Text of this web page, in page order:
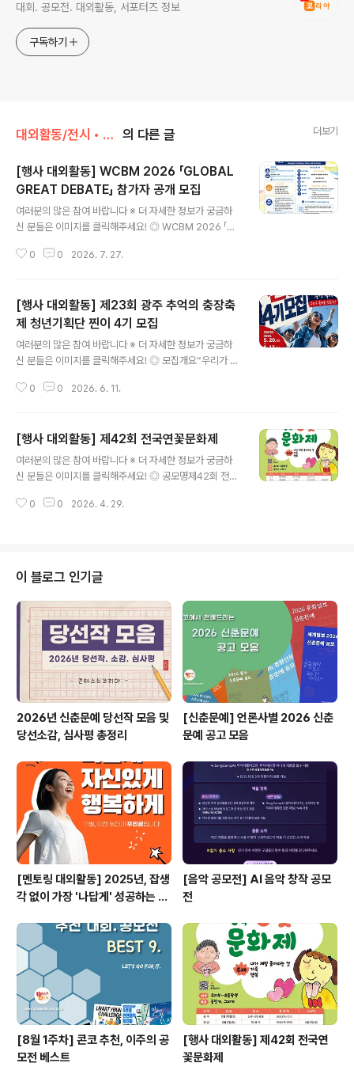
대회. 공모전. 대외활동, 서포터즈 정보
구독하기
대외활동/전시 • 박람 • 행사 • 축제 의 다른 글 더보기
[행사 대외활동] WCBM 2026 「GLOBAL
GREAT DEBATE」 참가자 공개 모집
여러분의 많은 참여 바랍니다 ※ 더 자세한 정보가 궁금하
신 분들은 이미지를 클릭해주세요! ◎ WCBM 2026 「GL
람과세계경영학회는 제7회 세계경영학술대회(WCBM 2
의할 국내외 발표자와 토론자를 모집합니다.GGD는 승패
를 가리는 경쟁형 토론이 아니라, 학계·산업계·공공기관·교
육계·비영리 분야의 전문가들이 서로 다른 관점과 경험을
공유하고 인간 중심의 미래경영 방향을 모색하는 국제 공
계경영학술대회(WCBM 2026)• GGD 진행일: 2026년
0 0 2026. 7. 27.
[행사 대외활동] 제23회 광주 추억의 충장축
제 청년기획단 찐이 4기 모집
여러분의 많은 참여 바랍니다 ※ 더 자세한 정보가 궁금하
신 분들은 이미지를 클릭해주세요! ◎ 모집개요“우리가 축
'찐이' 4기 공개 모집!잊지 못할 추억을 함께 만들어갈 축제
정에 따라 조율되며, 자세한 내용은 홈페이지 공고문을 참
고해 주세요. ◎ 기간 및 일정- 모집 기간 : 5월 20일(수)
~ 6월 17일(수)/ 4주간- 서류심사 발표 : 6월 22일(월)-
일(금)- 발대식 : 6월 29일(월)- 활동 기간 : 6월 ~ 10월
0 0 2026. 6. 11.
[행사 대외활동] 제42회 전국연꽃문화제
여러분의 많은 참여 바랍니다 ※ 더 자세한 정보가 궁금하
신 분들은 이미지를 클릭해주세요! ◎ 공모명제42회 전국
행복 ◎ 참가 대상유치부~초등학생 ◎ 제출 형식- 그리기
현장에서 신청하고 공모로 참가하는 경우는 신청서와 작품
제출- 단체 참여의 경우는 각 지역 참여는 각 지역 사무국
에, 공모전은 사단법인 동련 으로 참가신청서 제출 ◎ 접수
방법* 현장 참여 - 각 지역별 개최일자, 개최장소에서 직접
참여. 문의는 각 지역 연락처에 문의 - 광주 / 5월 30일
(토)..
0 0 2026. 4. 29.
이 블로그 인기글
2026년 신춘문예 당선작 모음 및
당선소감, 심사평 총정리
[신춘문예] 언론사별 2026 신춘
문예 공고 모음
[멘토링 대외활동] 2025년, 잡생
각 없이 가장 '나답게' 성공하는 법
[음악 공모전] AI 음악 창작 공모
전
[8월 1주차] 콘코 추천, 이주의 공
모전 베스트
[행사 대외활동] 제42회 전국연
꽃문화제